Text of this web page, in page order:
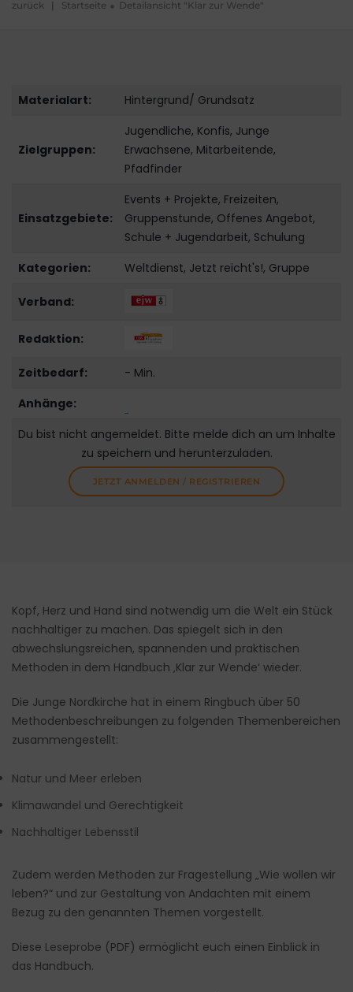
zurück | Startseite Detailansicht "Klar zur Wende"
Materialart: Hintergrund/ Grundsatz
Zielgruppen:
Jugendliche, Konfis, Junge
Erwachsene, Mitarbeitende,
Pfadfinder
Einsatzgebiete:
Events + Projekte, Freizeiten,
Gruppenstunde, Offenes Angebot,
Schule + Jugendarbeit, Schulung
Kategorien:
Weltdienst, Jetzt reicht's!, Gruppe
Verband:
Redaktion:
Zeitbedarf:
- Min.
Anhänge:
Du bist nicht angemeldet. Bitte melde dich an um Inhalte
zu speichern und herunterzuladen.
JETZT ANMELDEN / REGISTRIEREN
Kopf, Herz und Hand sind notwendig um die Welt ein Stück
nachhaltiger zu machen. Das spiegelt sich in den
abwechslungsreichen, spannenden und praktischen
Methoden in dem Handbuch ‚Klar zur Wende‘ wieder.
Die Junge Nordkirche hat in einem Ringbuch über 50
Methodenbeschreibungen zu folgenden Themenbereichen
zusammengestellt:
Natur und Meer erleben
Klimawandel und Gerechtigkeit
Nachhaltiger Lebensstil
Zudem werden Methoden zur Fragestellung „Wie wollen wir
leben?“ und zur Gestaltung von Andachten mit einem
Bezug zu den genannten Themen vorgestellt.
Diese Leseprobe (PDF) ermöglicht euch einen Einblick in
das Handbuch.